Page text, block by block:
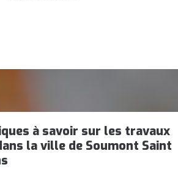
à savoir sur les travaux
la ville de Soumont Saint